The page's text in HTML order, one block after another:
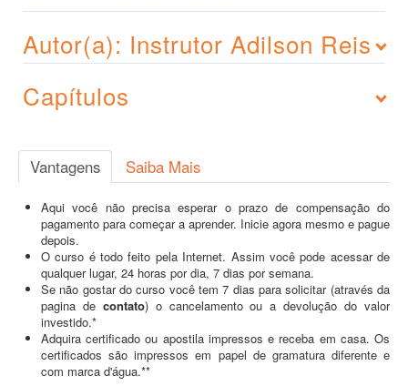
Autor(a): Instrutor Adilson Reis
Capítulos
Vantagens Saiba Mais
Aqui você não precisa esperar o prazo de compensação do
pagamento para começar a aprender. Inicie agora mesmo e pague
depois.
O curso é todo feito pela Internet. Assim você pode acessar de
qualquer lugar, 24 horas por dia, 7 dias por semana.
Se não gostar do curso você tem 7 dias para solicitar (através da
pagina de contato) o cancelamento ou a devolução do valor
investido.*
Adquira certificado ou apostila impressos e receba em casa. Os
certificados são impressos em papel de gramatura diferente e
com marca d'água.**